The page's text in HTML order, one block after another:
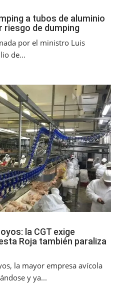
a tubos de aluminio
riesgo de dumping
por el ministro Luis
de...
la CGT exige
Roja también paraliza
la mayor empresa avícola
y ya...